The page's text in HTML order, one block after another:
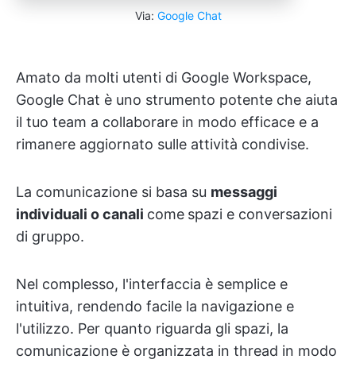
Via: Google Chat
Amato da molti utenti di Google Workspace,
Google Chat è uno strumento potente che aiuta
il tuo team a collaborare in modo efficace e a
rimanere aggiornato sulle attività condivise.
La comunicazione si basa su messaggi
individuali o canali come spazi e conversazioni
di gruppo.
Nel complesso, l'interfaccia è semplice e
intuitiva, rendendo facile la navigazione e
l'utilizzo. Per quanto riguarda gli spazi, la
comunicazione è organizzata in thread in modo